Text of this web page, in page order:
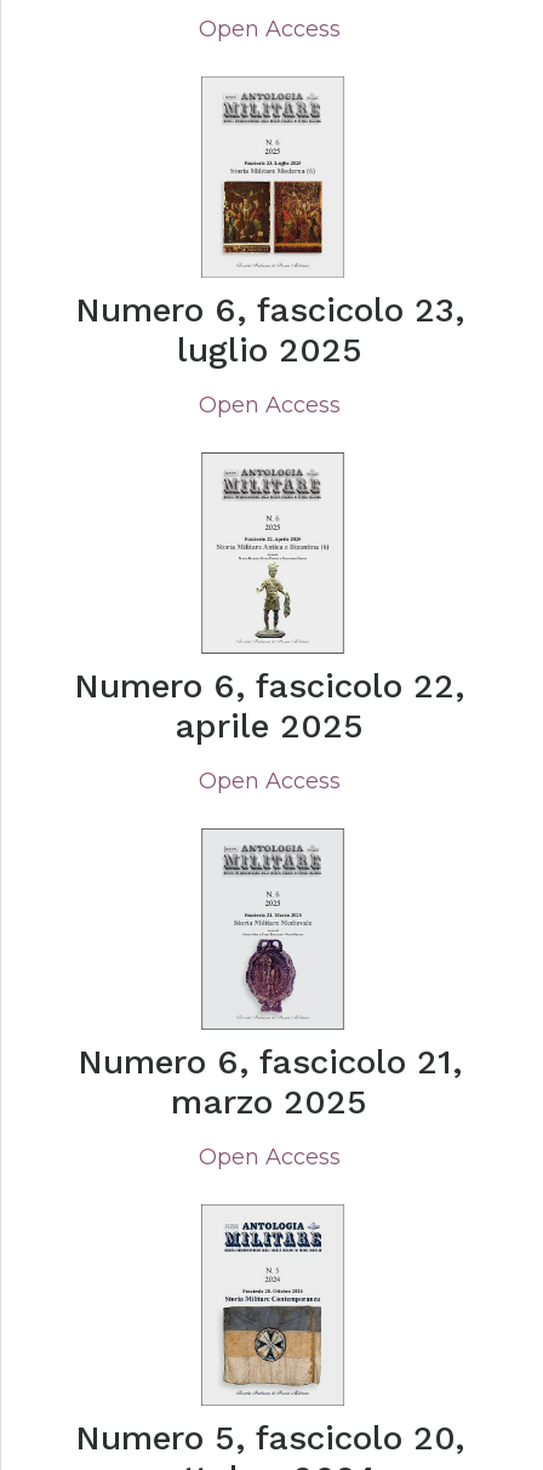
Open Access
Numero 6, fascicolo 23,
luglio 2025
Open Access
Numero 6, fascicolo 22,
aprile 2025
Open Access
Numero 6, fascicolo 21,
marzo 2025
Open Access
Numero 5, fascicolo 20,